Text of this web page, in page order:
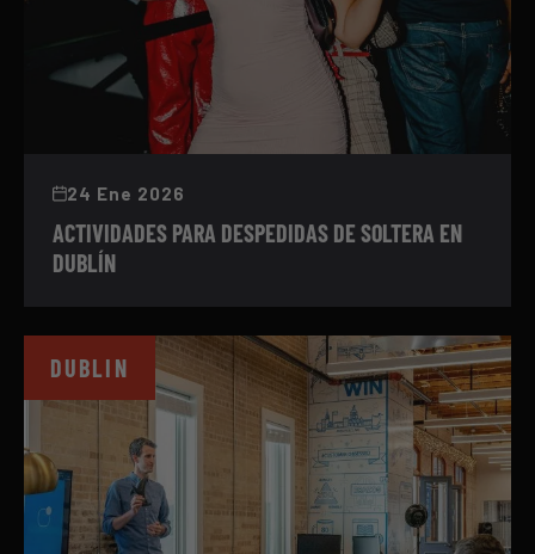
24 Ene 2026
ACTIVIDADES PARA DESPEDIDAS DE SOLTERA EN
DUBLÍN
DUBLIN